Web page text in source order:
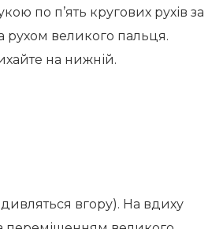
по п’ять кругових рухів за
рухом великого пальця.
на нижній.
дивляться вгору). На вдиху